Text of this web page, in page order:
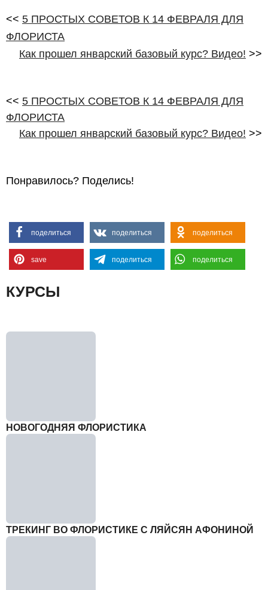
<< 5 ПРОСТЫХ СОВЕТОВ К 14 ФЕВРАЛЯ ДЛЯ
ФЛОРИСТА
Как прошел январский базовый курс? Видео! >>
<< 5 ПРОСТЫХ СОВЕТОВ К 14 ФЕВРАЛЯ ДЛЯ
ФЛОРИСТА
Как прошел январский базовый курс? Видео! >>
Понравилось? Поделись!
поделиться поделиться поделиться
save поделиться поделиться
КУРСЫ
НОВОГОДНЯЯ ФЛОРИСТИКА
ТРЕКИНГ ВО ФЛОРИСТИКЕ С ЛЯЙСЯН АФОНИНОЙ